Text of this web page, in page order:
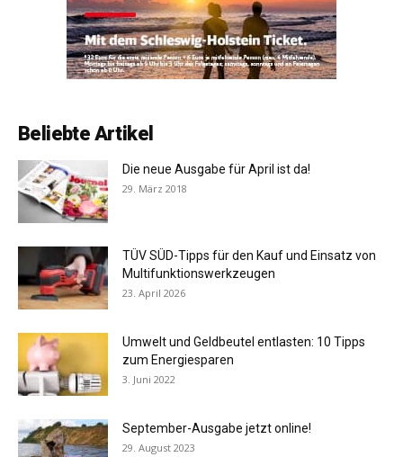
Beliebte Artikel
Die neue Ausgabe für April ist da!
29. März 2018
TÜV SÜD-Tipps für den Kauf und Einsatz von
Multifunktionswerkzeugen
23. April 2026
Umwelt und Geldbeutel entlasten: 10 Tipps
zum Energiesparen
3. Juni 2022
September-Ausgabe jetzt online!
29. August 2023